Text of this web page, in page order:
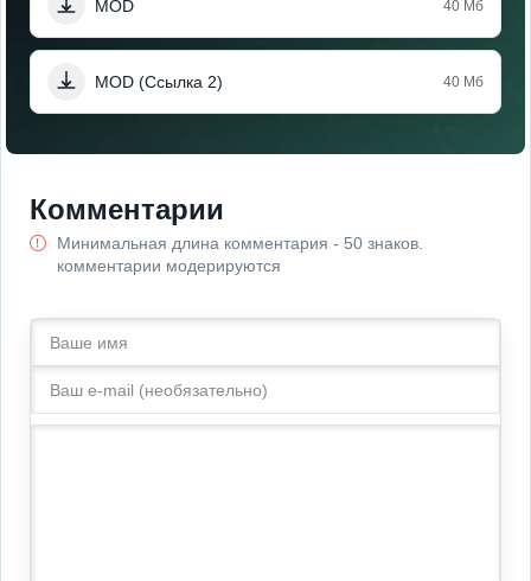
MOD 40 Мб
MOD (Ссылка 2) 40 Мб
Комментарии
Минимальная длина комментария - 50 знаков.
комментарии модерируются